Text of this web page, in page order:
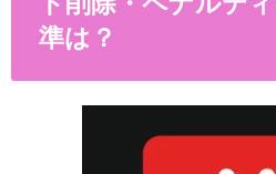
準は？